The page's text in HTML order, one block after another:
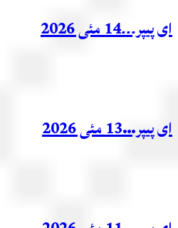
ای پیپر۔۔۔14 مئی 2026
ای پیپر…13 مئی 2026